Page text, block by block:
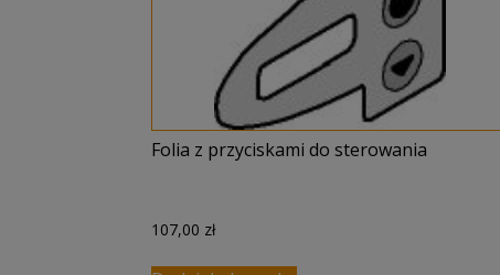
Folia z przyciskami do sterowania
107,00 zł